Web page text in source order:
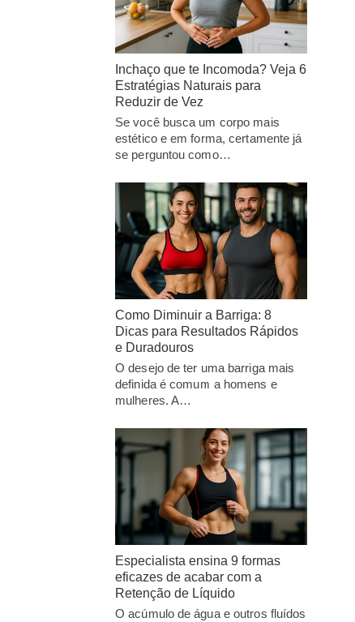
Inchaço que te Incomoda? Veja 6
Estratégias Naturais para
Reduzir de Vez
Se você busca um corpo mais
estético e em forma, certamente já
se perguntou como…
Como Diminuir a Barriga: 8
Dicas para Resultados Rápidos
e Duradouros
O desejo de ter uma barriga mais
definida é comum a homens e
mulheres. A…
Especialista ensina 9 formas
eficazes de acabar com a
Retenção de Líquido
O acúmulo de água e outros fluídos